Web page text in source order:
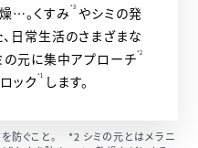
…。くすみ*3 やシミの発
日常生活のさまざまな
の元に集中アプローチ*2
ック*1 します。
防ぐこと。 *2 シミの元とはメラニ